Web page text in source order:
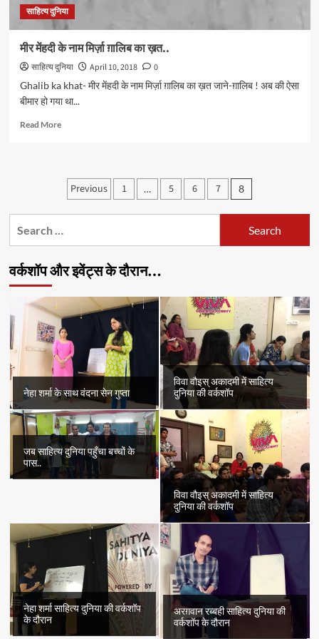
साहित्य दुनिया
मीर मेंहदी के नाम मिर्ज़ा ग़ालिब का ख़त..
साहित्य दुनिया April 10, 2018
0
Ghalib ka khat- मीर मेंहदी के नाम मिर्ज़ा ग़ालिब का ख़त जाने-ग़ालिब ! अब की ऐसा
बीमार हो गया था...
Read MoreRead
मेंहदी
मिर्ज़ा
ग़ालिब
का
Posts
pagination
Previous 1 … 5 6 7 8
वर्कशॉप और इवेंट्स के दौरान…
नेहा शर्मा के साथ वंदना सेन गुप्ता
विवा वौइस् अकादमी में साहित्य
दुनिया की वर्कशॉप
जब साहित्य दुनिया पहुँचा बच्चों के
पास..
विवा वौइस् अकादमी में साहित्य
दुनिया की वर्कशॉप
नेहा शर्मा साहित्य दुनिया की वर्कशॉप
के दौरान
अरग़वान रब्बही साहित्य दुनिया की
वर्कशॉप के दौरान